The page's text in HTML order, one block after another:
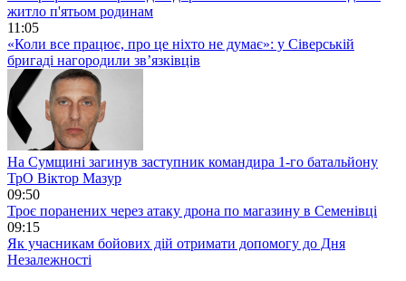
житло п'ятьом родинам
11:05
«Коли все працює, про це ніхто не думає»: у Сіверській
бригаді нагородили зв’язківців
На Сумщині загинув заступник командира 1-го батальйону
ТрО Віктор Мазур
09:50
Троє поранених через атаку дрона по магазину в Семенівці
09:15
Як учасникам бойових дій отримати допомогу до Дня
Незалежності